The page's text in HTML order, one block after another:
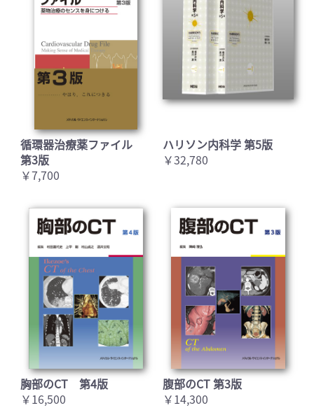
循環器治療薬ファイル
第3版
￥7,700
ハリソン内科学 第5版
￥32,780
胸部のCT 第4版
￥16,500
腹部のCT 第3版
￥14,300